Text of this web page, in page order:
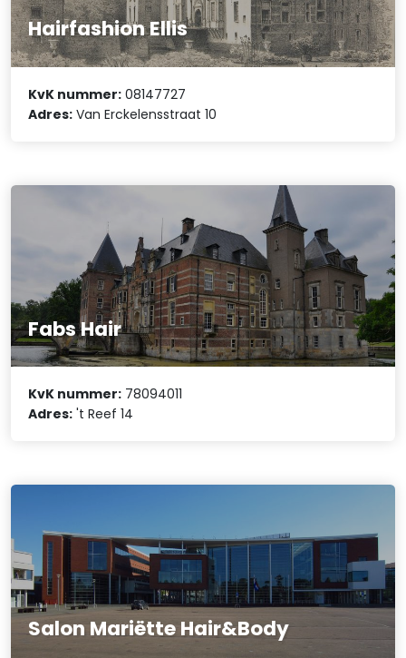
Hairfashion Ellis
KvK nummer: 08147727
Adres: Van Erckelensstraat 10
Fabs Hair
KvK nummer: 78094011
Adres: 't Reef 14
Salon Mariëtte Hair&Body